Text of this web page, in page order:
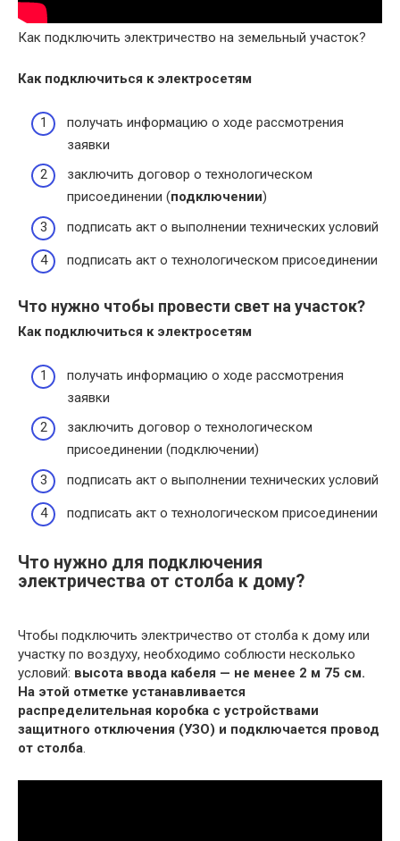
Как подключить электричество на земельный участок?
Как подключиться к электросетям
получать информацию о ходе рассмотрения
заявки
заключить договор о технологическом
присоединении (подключении)
подписать акт о выполнении технических условий
подписать акт о технологическом присоединении
Что нужно чтобы провести свет на участок?
Как подключиться к электросетям
получать информацию о ходе рассмотрения
заявки
заключить договор о технологическом
присоединении (подключении)
подписать акт о выполнении технических условий
подписать акт о технологическом присоединении
Что нужно для подключения
электричества от столба к дому?
Чтобы подключить электричество от столба к дому или
участку по воздуху, необходимо соблюсти несколько
условий: высота ввода кабеля — не менее 2 м 75 см.
На этой отметке устанавливается
распределительная коробка с устройствами
защитного отключения (УЗО) и подключается провод
от столба.